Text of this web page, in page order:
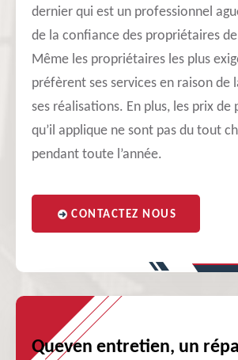
dernier qui est un professionnel
de la confiance des propriétaires
Même les propriétaires les plus
préfèrent ses services en raison de
ses réalisations. En plus, les prix de
qu’il applique ne sont pas du tout
pendant toute l’année.
CONTACTEZ NOUS
Queven entretien, un